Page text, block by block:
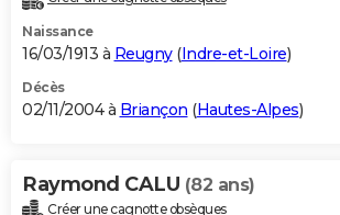
Naissance
16/03/1913 à Reugny(Indre-et-Loire)
Décès
02/11/2004 à Briançon (Hautes-Alpes)
Raymond CALU (82 ans)
Créer une cagnotte obsèques